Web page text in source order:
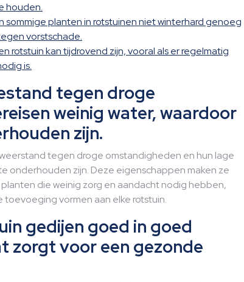
houden.
sommige planten in rotstuinen niet winterhard genoeg
vorstschade.
rotstuin kan tijdrovend zijn, vooral als er regelmatig
is.
tegen droge
weinig water, waardoor
zijn.
tegen droge omstandigheden en hun lage
zijn. Deze eigenschappen maken ze
die weinig zorg en aandacht nodig hebben,
vormen aan elke rotstuin.
gedijen goed in goed
zorgt voor een gezonde